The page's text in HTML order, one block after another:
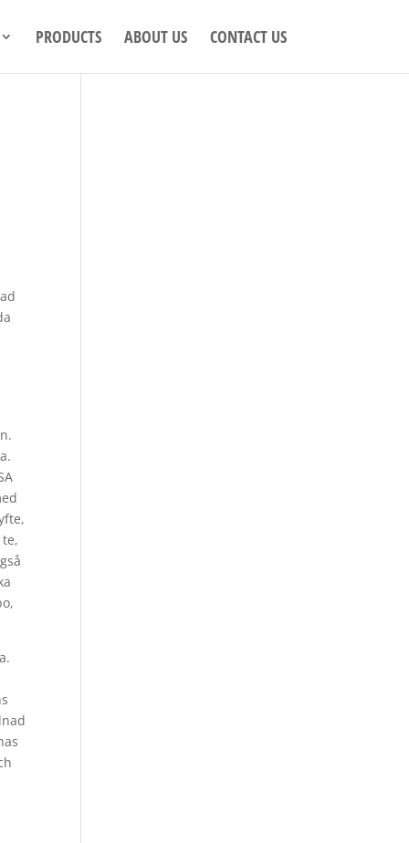
PRODUCTS ABOUT US CONTACT US